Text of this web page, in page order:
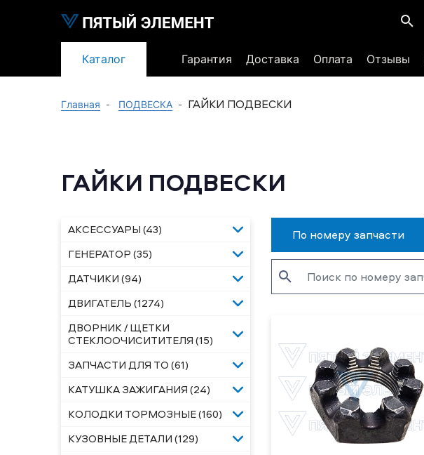
Каталог Гарантия Доставка Оплата Отзывы
Главная ПОДВЕСКА ГАЙКИ ПОДВЕСКИ
ГАЙКИ ПОДВЕСКИ
АКСЕССУАРЫ (43)
ГЕНЕРАТОР (35)
ДАТЧИКИ (94)
ДВИГАТЕЛЬ (1274)
ДВОРНИК / ЩЕТКИ
СТЕКЛООЧИСИТИТЕЛЯ (15)
ЗАПЧАСТИ ДЛЯ ТО (61)
КАТУШКА ЗАЖИГАНИЯ (24)
КОЛОДКИ ТОРМОЗНЫЕ (160)
КУЗОВНЫЕ ДЕТАЛИ (129)
По номеру запчасти